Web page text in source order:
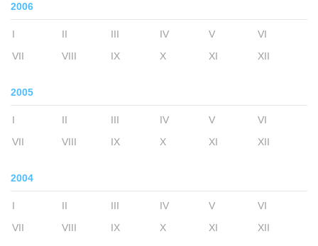
2006
I II III IV V
VI
VII
VIII IX X XI XII
2005
I II III IV V
VI
VII
VIII IX X XI XII
2004
I II III IV V
VI
VII
VIII IX X XI XII